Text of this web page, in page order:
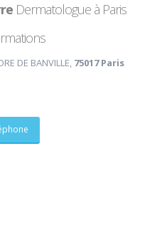
Dermatologue à Paris
DE BANVILLE, 75017 Paris